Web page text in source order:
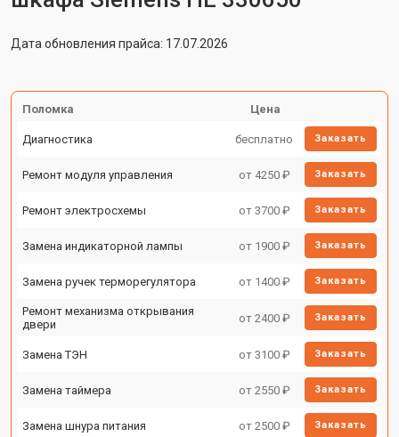
Дата обновления прайса: 17.07.2026
Поломка Цена
Диагностика бесплатно Заказать
Ремонт модуля управления от 4250 ₽ Заказать
Ремонт электросхемы от 3700 ₽ Заказать
Замена индикаторной лампы от 1900 ₽ Заказать
Замена ручек терморегулятора от 1400 ₽ Заказать
Ремонт механизма открывания
двери
от 2400 ₽ Заказать
Замена ТЭН от 3100 ₽ Заказать
Замена таймера от 2550 ₽ Заказать
Замена шнура питания от 2500 ₽ Заказать